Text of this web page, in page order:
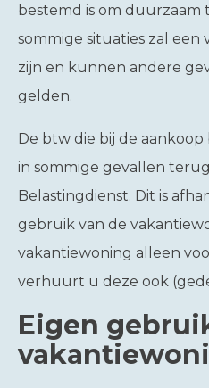
bestemd is om duurzaam
sommige situaties zal
zijn en kunnen andere
gelden.
De btw die bij de
in sommige gevallen
Belastingdienst. Dit is
gebruik van de
vakantiewoning alleen
verhuurt u deze ook
Eigen